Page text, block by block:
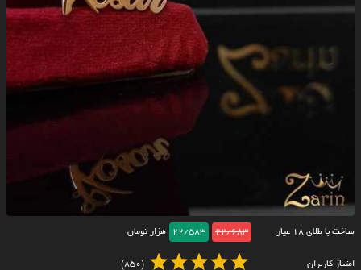
ساخت با طلای ۱۸ عیار 22/683
22/583 هزار تومان
امتیاز کاربران (850)